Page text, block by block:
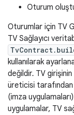
Oturum
Oturumlar için TV
TV Sağlayıcı
kullanılarak
değildir. TV
üreticisi
(imza
uygulamalar, TV